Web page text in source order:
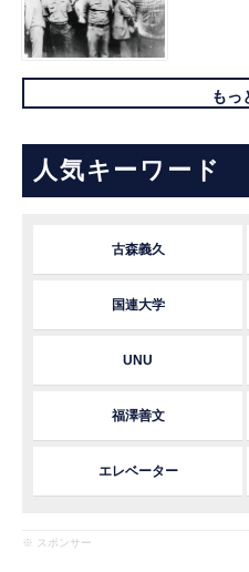
もっ
人気キーワード
古森義久
国連大学
UNU
福澤善文
エレベーター
※ スポンサー